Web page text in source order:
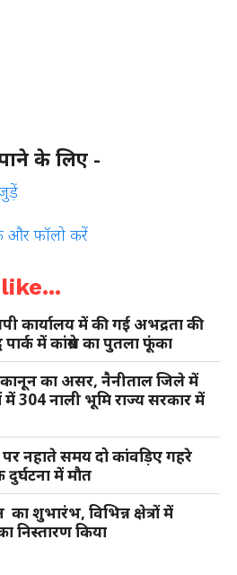
के लिए -
फॉलो करें
कार्यालय में की गई अभद्रता की
में कांग्रेस का पुतला फूंका
का असर, नैनीताल जिले में
304 नाली भूमि राज्य सरकार में
पर नहाते समय दो कांवड़िए गहरे
में मौत
शुभारंभ, विभिन्न क्षेत्रों में
निस्तारण किया